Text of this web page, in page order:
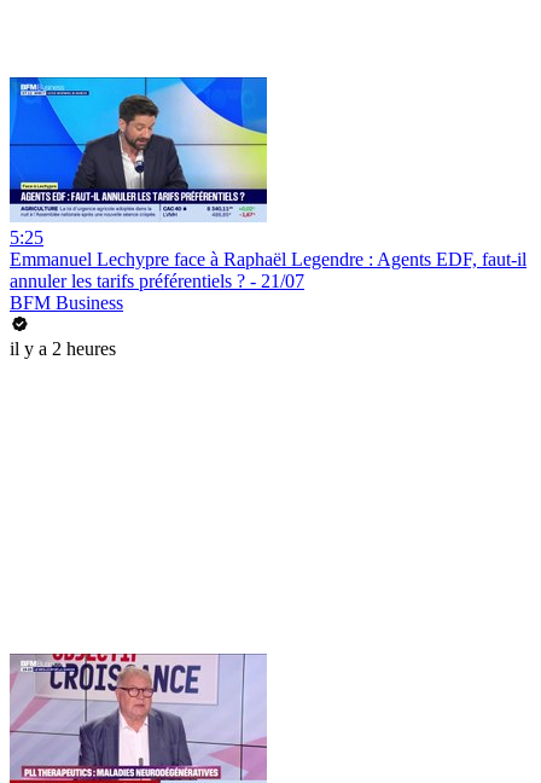
5:25
Emmanuel Lechypre face à Raphaël Legendre : Agents EDF, faut-il
annuler les tarifs préférentiels ? - 21/07
BFM Business
il y a 2 heures